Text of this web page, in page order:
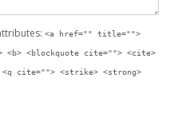
<a href="" title="">
<blockquote cite=""> <cite>
<q cite=""> <strike> <strong>